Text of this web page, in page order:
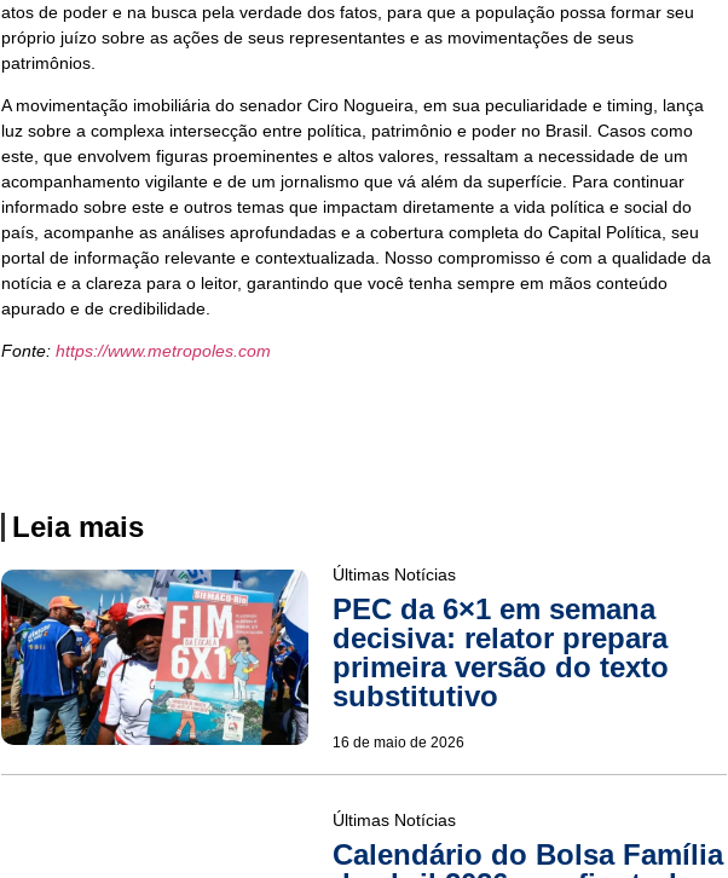
atos de poder e na busca pela verdade dos fatos, para que a população possa formar seu
próprio juízo sobre as ações de seus representantes e as movimentações de seus
patrimônios.
A movimentação imobiliária do senador Ciro Nogueira, em sua peculiaridade e timing, lança
luz sobre a complexa intersecção entre política, patrimônio e poder no Brasil. Casos como
este, que envolvem figuras proeminentes e altos valores, ressaltam a necessidade de um
acompanhamento vigilante e de um jornalismo que vá além da superfície. Para continuar
informado sobre este e outros temas que impactam diretamente a vida política e social do
país, acompanhe as análises aprofundadas e a cobertura completa do Capital Política, seu
portal de informação relevante e contextualizada. Nosso compromisso é com a qualidade da
notícia e a clareza para o leitor, garantindo que você tenha sempre em mãos conteúdo
apurado e de credibilidade.
Fonte: https://www.metropoles.com
Leia mais
Últimas Notícias
PEC da 6×1 em semana
decisiva: relator prepara
primeira versão do texto
substitutivo
16 de maio de 2026
Últimas Notícias
Calendário do Bolsa Família